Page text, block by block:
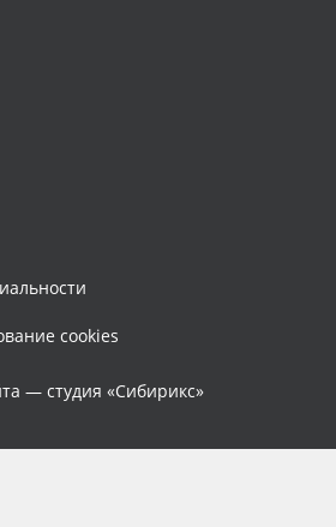
cookies
— студия «Сибирикс»